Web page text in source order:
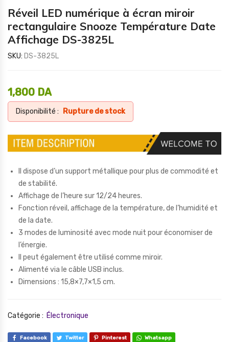
Réveil LED numérique à écran miroir
rectangulaire Snooze Température Date
Affichage DS-3825L
SKU: DS-3825L
1,800 DA
Disponibilité : Rupture de stock
Il dispose d’un support métallique pour plus de commodité et
de stabilité.
Affichage de l’heure sur 12/24 heures.
Fonction réveil, affichage de la température, de l’humidité et
de la date.
3 modes de luminosité avec mode nuit pour économiser de
l’énergie.
Il peut également être utilisé comme miroir.
Alimenté via le câble USB inclus.
Dimensions : 15,8×7,7×1,5 cm.
Catégorie : Électronique
Facebook Twitter Pinterest Whatsapp